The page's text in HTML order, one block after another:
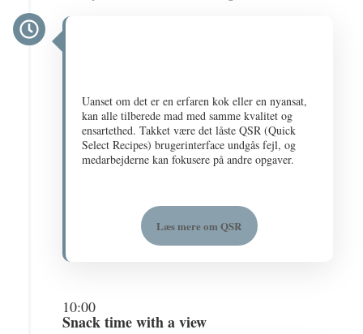
Uanset om det er en erfaren kok eller en nyansat,
kan alle tilberede mad med samme kvalitet og
ensartethed. Takket være det låste QSR (Quick
Select Recipes) brugerinterface undgås fejl, og
medarbejderne kan fokusere på andre opgaver​.
Læs mere om QSR
10:00
Snack time with a view